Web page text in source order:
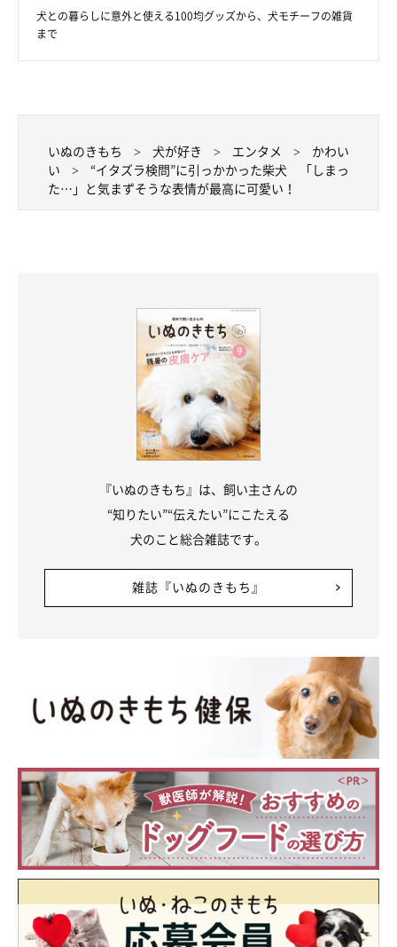
犬との暮らしに意外と使える100均グッズから、犬モチーフの雑貨
まで
いぬのきもち 犬が好き エンタメ
かわい
い
“イタズラ検問”に引っかかった柴犬 「しまっ
た…」と気まずそうな表情が最高に可愛い！
『いぬのきもち』は、飼い主さんの
“知りたい”“伝えたい”にこたえる
犬のこと総合雑誌です。
雑誌『いぬのきもち』